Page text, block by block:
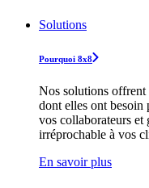
Solutions
Pourquoi 8x8
Nos solutions offrent
dont elles ont besoin
vos collaborateurs et
irréprochable à vos
En savoir plus